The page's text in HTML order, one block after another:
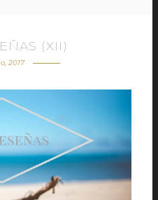
(XII)
2017